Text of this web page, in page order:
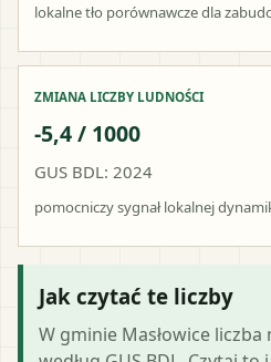
lokalne tło porównawcze dla
ZMIANA LICZBY LUDNOŚCI
-5,4 / 1000
GUS BDL: 2024
pomocniczy sygnał lokalnej
Jak czytać te liczby
W gminie Masłowice liczba